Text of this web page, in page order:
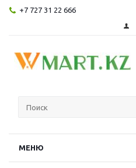
+7 727 31 22 666
МЕНЮ